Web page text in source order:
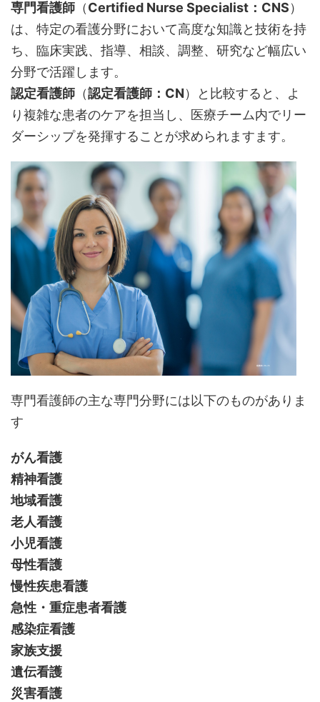
専門看護師 （Certified Nurse Specialist：CNS）
は、特定の看護分野において高度な知識と技術を持
ち、臨床実践、指導、相談、調整、研究など幅広い
分野で活躍します。
認定看護師 （認定看護師：CN）と比較すると、よ
り複雑な患者のケアを担当し、医療チーム内でリー
ダーシップを発揮することが求められますます。
専門看護師の主な専門分野には以下のものがありま
す
がん看護
精神看護
地域看護
老人看護
小児看護
母性看護
慢性疾患看護
急性・重症患者看護
感染症看護
家族支援
遺伝看護
災害看護